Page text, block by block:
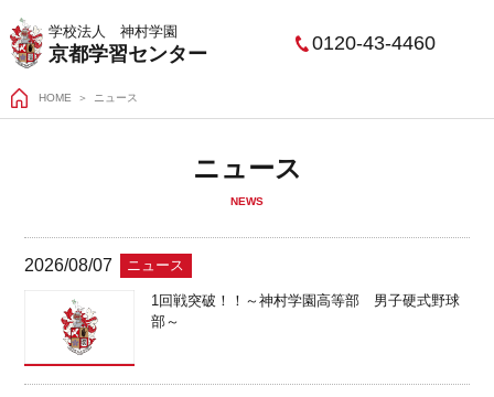
学校法人 神村学園
京都学習センター 0120-43-4460
HOME ニュース
ニュース
NEWS
2026/08/07 ニュース
1回戦突破！！～神村学園高等部 男子硬式野球
部～